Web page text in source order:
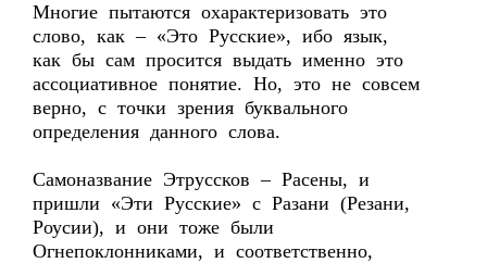
Многие пытаются охарактеризовать это
слово, как – «Это Русские», ибо язык,
как бы сам просится выдать именно это
ассоциативное понятие. Но, это не совсем
верно, с точки зрения буквального
определения данного слова.
Самоназвание Этруссков – Расены, и
пришли «Эти Русские» с Разани (Резани,
Роусии), и они тоже были
Огнепоклонниками, и соответственно,